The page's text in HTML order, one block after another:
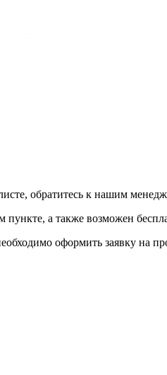
обратитесь к нашим
а также возможен
оформить заявку на